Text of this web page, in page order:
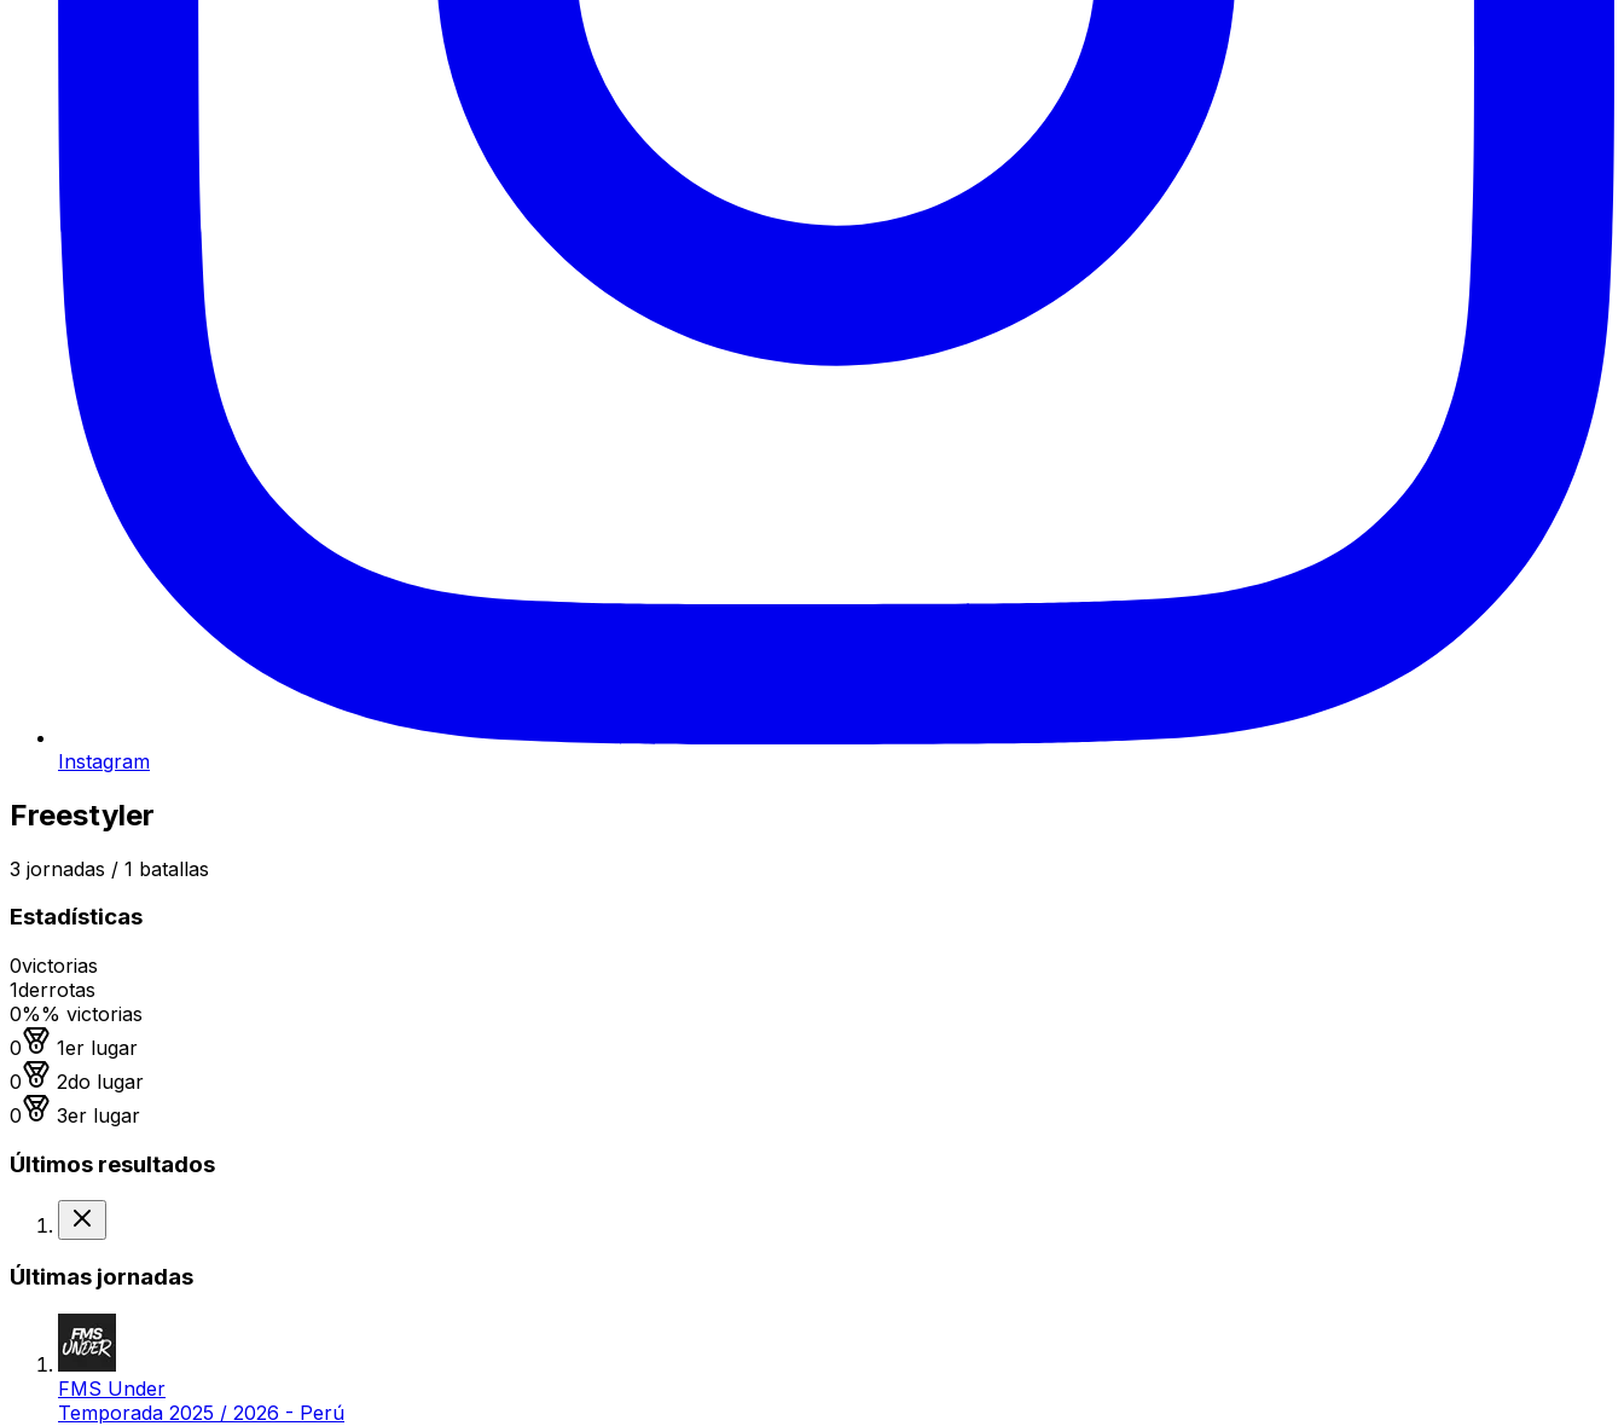
Instagram
Freestyler
3 jornadas / 1 batallas
Estadísticas
0victorias
1derrotas
0%% victorias
0
Medalla de oro
1er lugar
0
Medalla de plata
2do lugar
0
Medalla de bronce
3er lugar
Últimos resultados
Últimas jornadas
FMS Under
Temporada 2025 / 2026 - Perú